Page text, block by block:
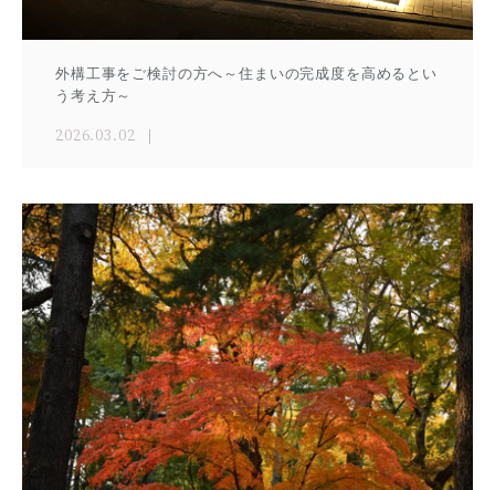
外構工事をご検討の方へ～住まいの完成度を高めるとい
う考え方～
2026.03.02